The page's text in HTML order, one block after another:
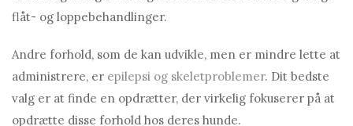
flåt- og loppebehandlinger.
Andre forhold, som de kan udvikle, men er mindre lette at
administrere, er epilepsi og skeletproblemer. Dit bedste
valg er at finde en opdrætter, der virkelig fokuserer på at
opdrætte disse forhold hos deres hunde.